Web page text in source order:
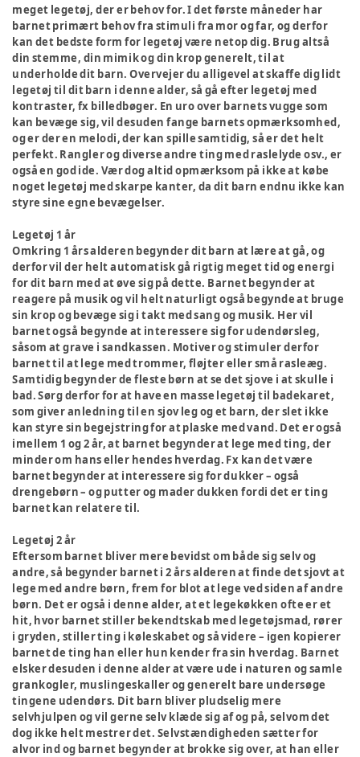
meget legetøj, der er behov for. I det første måneder har
barnet primært behov fra stimuli fra mor og far, og derfor
kan det bedste form for legetøj være netop dig. Brug altså
din stemme, din mimik og din krop generelt, til at
underholde dit barn. Overvejer du alligevel at skaffe dig lidt
legetøj til dit barn i denne alder, så gå efter legetøj med
kontraster, fx billedbøger. En uro over barnets vugge som
kan bevæge sig, vil desuden fange barnets opmærksomhed,
og er der en melodi, der kan spille samtidig, så er det helt
perfekt. Rangler og diverse andre ting med raslelyde osv., er
også en god ide. Vær dog altid opmærksom på ikke at købe
noget legetøj med skarpe kanter, da dit barn endnu ikke kan
styre sine egne bevægelser.
Legetøj 1 år
Omkring 1 års alderen begynder dit barn at lære at gå, og
derfor vil der helt automatisk gå rigtig meget tid og energi
for dit barn med at øve sig på dette. Barnet begynder at
reagere på musik og vil helt naturligt også begynde at bruge
sin krop og bevæge sig i takt med sang og musik. Her vil
barnet også begynde at interessere sig for udendørsleg,
såsom at grave i sandkassen. Motiver og stimuler derfor
barnet til at lege med trommer, fløjter eller små rasleæg.
Samtidig begynder de fleste børn at se det sjove i at skulle i
bad. Sørg derfor for at have en masse legetøj til badekaret,
som giver anledning til en sjov leg og et barn, der slet ikke
kan styre sin begejstring for at plaske med vand. Det er også
imellem 1 og 2 år, at barnet begynder at lege med ting, der
minder om hans eller hendes hverdag. Fx kan det være
barnet begynder at interessere sig for dukker – også
drengebørn – og putter og mader dukken fordi det er ting
barnet kan relatere til.
Legetøj 2 år
Eftersom barnet bliver mere bevidst om både sig selv og
andre, så begynder barnet i 2 års alderen at finde det sjovt at
lege med andre børn, frem for blot at lege ved siden af andre
børn. Det er også i denne alder, at et legekøkken ofte er et
hit, hvor barnet stiller bekendtskab med legetøjsmad, rører
i gryden, stiller ting i køleskabet og så videre – igen kopierer
barnet de ting han eller hun kender fra sin hverdag. Barnet
elsker desuden i denne alder at være ude i naturen og samle
grankogler, muslingeskaller og generelt bare undersøge
tingene udendørs. Dit barn bliver pludselig mere
selvhjulpen og vil gerne selv klæde sig af og på, selvom det
dog ikke helt mestrer det. Selvstændigheden sætter for
alvor ind og barnet begynder at brokke sig over, at han eller